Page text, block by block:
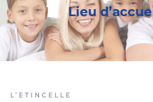
Lieu
L’ETINCELLE